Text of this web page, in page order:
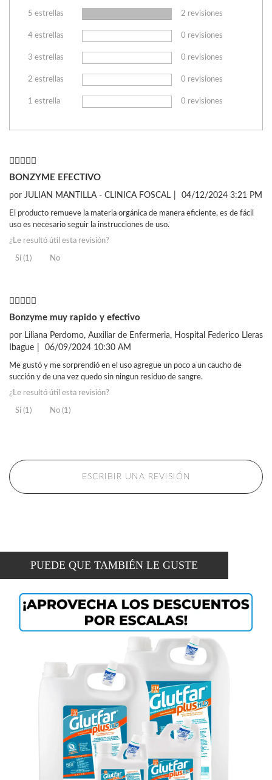
5 estrellas 2 revisiones
4 estrellas 0 revisiones
3 estrellas 0 revisiones
2 estrellas 0 revisiones
1 estrella 0 revisiones
BONZYME EFECTIVO
por JULIAN MANTILLA - CLINICA FOSCAL 04/12/2024 3:21 PM
El producto remueve la materia orgánica de manera eficiente, es de fácil
uso es necesario seguir la instrucciones de uso.
¿Le resultó útil esta revisión?
Sí (1) No
Bonzyme muy rapido y efectivo
por Liliana Perdomo, Auxiliar de Enfermeria, Hospital Federico Lleras
Ibague
06/09/2024 10:30 AM
Me gustó y me sorprendió en el uso agregue un poco a un caucho de
succión y de una vez quedo sin ningun residuo de sangre.
¿Le resultó útil esta revisión?
Sí (1) No (1)
ESCRIBIR UNA REVISIÓN
PUEDE QUE TAMBIÉN LE GUSTE